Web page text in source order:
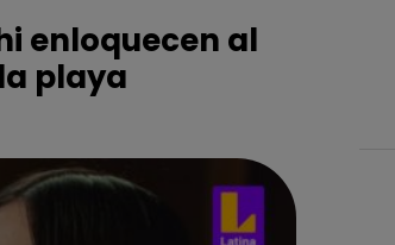
enloquecen al
playa